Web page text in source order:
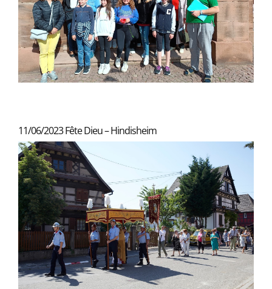
11/06/2023 Fête Dieu – Hindisheim